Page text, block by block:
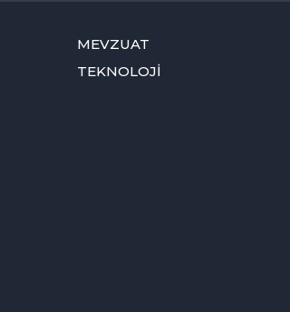
MEVZUAT
TEKNOLOJİ